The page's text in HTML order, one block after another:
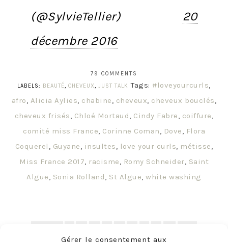
Gérer le consentement aux
(@SylvieTellier) 20
décembre 2016
79 COMMENTS
LABELS: BEAUTÉ,CHEVEUX,JUST TALK Tags: #loveyourcurls,
afro, Alicia Aylies, chabine, cheveux, cheveux bouclés,
cheveux frisés, Chloé Mortaud, Cindy Fabre, coiffure,
comité miss France, Corinne Coman, Dove, Flora
Coquerel , Guyane, insultes, love your curls, métisse,
Miss France 2017, racisme, Romy Schneider, Saint
Algue, Sonia Rolland, St Algue,white washing